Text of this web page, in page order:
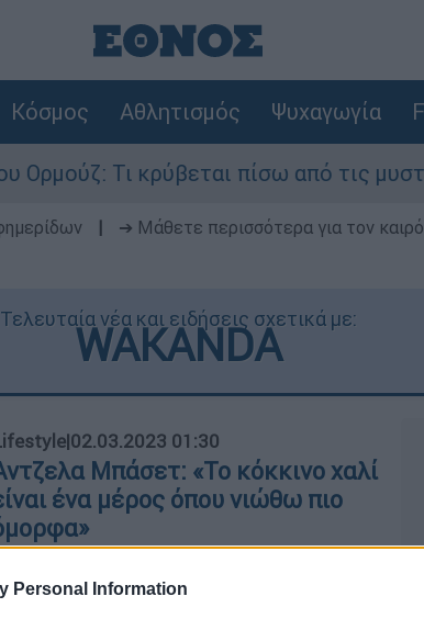
Personal Information
Κόσμος Αθλητισμός Ψυχαγωγία
Τι κρύβεται πίσω από τις μυστικές
➔ Μάθετε περισσότερα για τον
Τελευταία νέα και ειδήσεις σχετικά με:
WAKANDA
|02.03.2023 01:30
Μπάσετ: «Το κόκκινο χαλί
ένα μέρος όπου νιώθω πιο
η πρωταγωνίστρια του «Black